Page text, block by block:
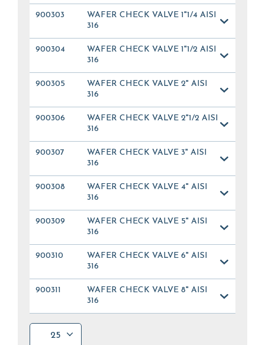
900303
WAFER CHECK VALVE 1"1/4 AISI
316
900304
WAFER CHECK VALVE 1"1/2 AISI
316
900305
WAFER CHECK VALVE 2" AISI
316
900306
WAFER CHECK VALVE 2"1/2 AISI
316
900307
WAFER CHECK VALVE 3" AISI
316
900308
WAFER CHECK VALVE 4" AISI
316
900309
WAFER CHECK VALVE 5" AISI
316
900310
WAFER CHECK VALVE 6" AISI
316
900311
WAFER CHECK VALVE 8" AISI
316
25